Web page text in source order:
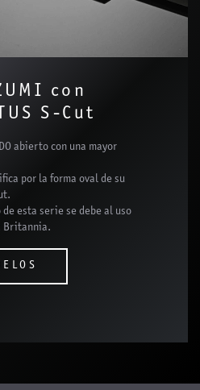
con
S-Cut
abierto con una mayor
por la forma oval de su
esta serie se debe al uso
Britannia.